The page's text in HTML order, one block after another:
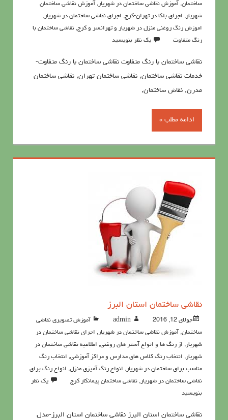
ساختمان, آموزش نقاشی ساختمان در شهریار, آموزش نقاشی ساختمان
شهریار, اجرای بلکا در تهران-کرج, اجرای نقاشی ساختمان در شهریار,
اموزش رنگ روغنی منزل در شهریار و تهرانسر و کرج, نقاشي ساختمان با
رنگ متفاوت
یک نظر بنویسید
نقاشی ساختمان با رنگ متفاوت نقاشی ساختمان با رنگ متفاوت-
خدمات نقاشی ساختمان, نقاشی ساختمان تهران, نقاشی ساختمان
مدرن, نقاش ساختمان,
ادامه مطلب »
نقاشي ساختمان استان البرز
جولای 12, 2016 admin
آموزش تصویری نقاشی
ساختمان, آموزش نقاشی ساختمان در شهریار , اجرای نقاشی ساختمان در
شهریار , از رنگ ها و انواع آستر های روغنی, اطلاعيه نقاشی ساختمان در
شهریار , انتخاب رنگ کلاس های مدارس و مراکز آموزشی, انتخاب رنگ
مناسب برای ساختمان در شهریار , انواع رنگ آمیزی منزل, انواع رنگ برای
نقاشی ساختمان در شهریار , نقاشي ساختمان پيمانكار کرج
یک نظر
بنویسید
نقاشي ساختمان استان البرز نقاشي ساختمان استان البرز-مدل